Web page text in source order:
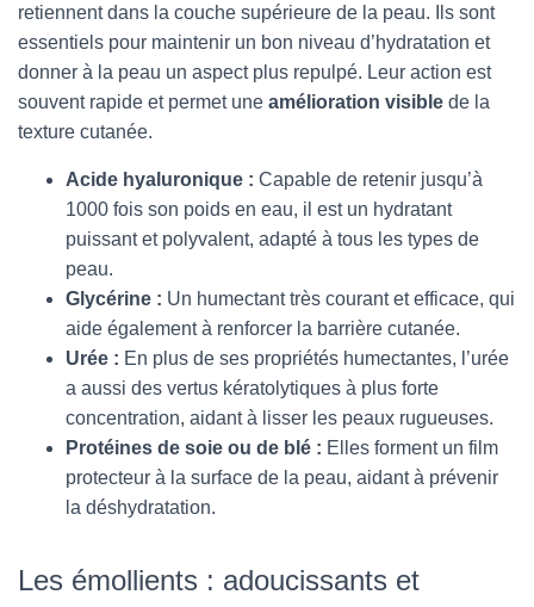
retiennent dans la couche supérieure de la peau. Ils sont
essentiels pour maintenir un bon niveau d’hydratation et
donner à la peau un aspect plus repulpé. Leur action est
souvent rapide et permet une amélioration visible de la
texture cutanée.
Acide hyaluronique : Capable de retenir jusqu’à
1000 fois son poids en eau, il est un hydratant
puissant et polyvalent, adapté à tous les types de
peau.
Glycérine : Un humectant très courant et efficace, qui
aide également à renforcer la barrière cutanée.
Urée : En plus de ses propriétés humectantes, l’urée
a aussi des vertus kératolytiques à plus forte
concentration, aidant à lisser les peaux rugueuses.
Protéines de soie ou de blé : Elles forment un film
protecteur à la surface de la peau, aidant à prévenir
la déshydratation.
Les émollients : adoucissants et